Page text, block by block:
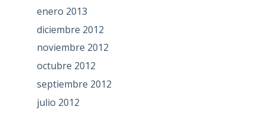
enero 2013
diciembre 2012
noviembre 2012
octubre 2012
septiembre 2012
julio 2012